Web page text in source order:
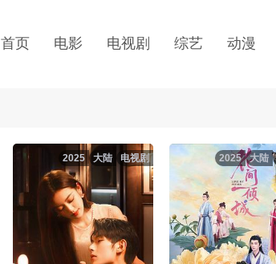
首页 电影 电视剧 综艺 动漫
电视剧
大陆
2025 大陆
2025